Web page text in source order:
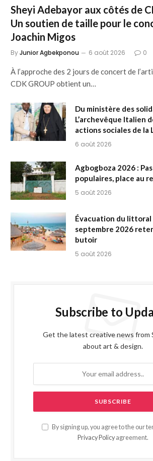
Sheyi Adebayor aux côtés de
Un soutien de taille pour le
Joachin Migos
ByJunior Agbekponou 6 août 2026 0
À l’approche des 2 jours de concert de
CDK GROUP obtient un…
Du ministère des
L’archevêque Italien
actions sociales de la
6 août 2026
Agbogboza 2026 :
populaires, place au
5 août 2026
Évacuation du littoral
septembre 2026
butoir
5 août 2026
Subscribe to
Get the latest creative news from
about art & design.
By signing up, you agree to the our
Privacy Policy agreement.